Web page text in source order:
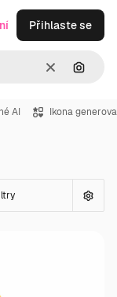
ZrušitHledat
Přihlaste se
AI Ikona